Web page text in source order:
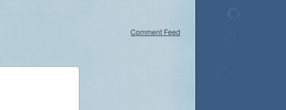
Comment Feed